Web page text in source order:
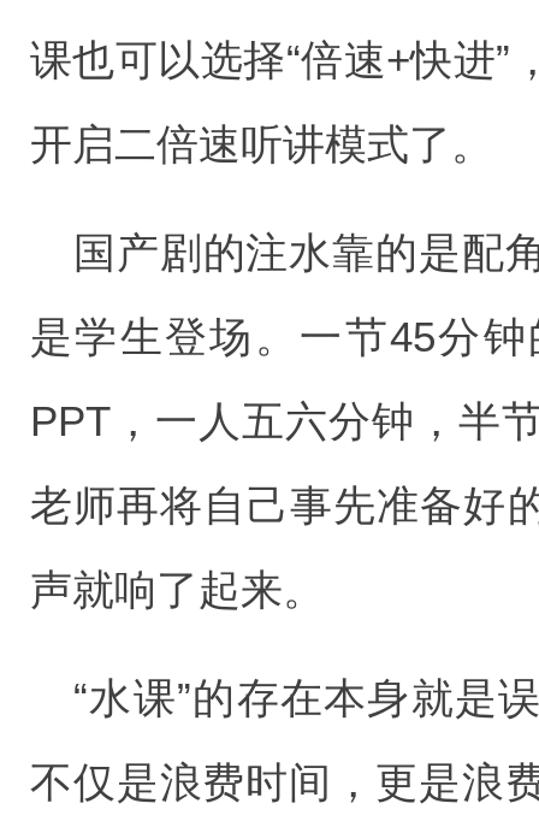
课也可以选择“倍速+快进
开启二倍速听讲模式了。
国产剧的注水靠的是配
是学生登场。一节45分
PPT，一人五六分钟，半
老师再将自己事先准备好
声就响了起来。
“水课”的存在本身就是
不仅是浪费时间，更是浪